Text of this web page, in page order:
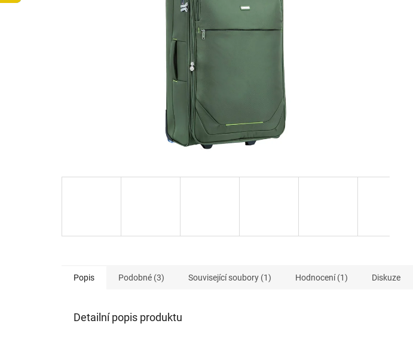
Popis Podobné (3) Související soubory (1) Hodnocení (1) Diskuze
Detailní popis produktu